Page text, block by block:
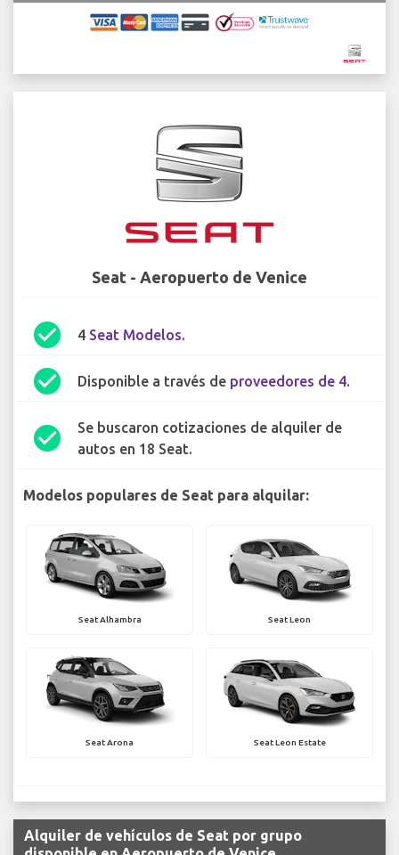
Seat - Aeropuerto de Venice
check_circle 4 Seat Modelos.
check_circle Disponible a través de proveedores de 4.
check_circle
Se buscaron cotizaciones de alquiler de
autos en 18 Seat.
Modelos populares de Seat para alquilar:
Seat Alhambra Seat Leon
Seat Arona Seat Leon Estate
Alquiler de vehículos de Seat por grupo